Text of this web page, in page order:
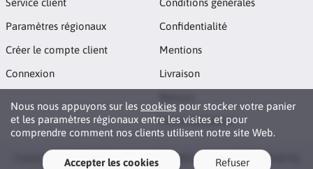
Nous nous appuyons sur les cookies pour stocker votre panier
et les paramètres régionaux entre les visites et pour
comprendre comment nos clients utilisent notre site Web.
Accepter les cookies Refuser
Service client
Paramètres régionaux
Créer le compte client
Connexion
Conditions générales
Confidentialité
Mentions
Livraison
Personnalisation
Copyright © 2026 Art imprime. All rights reserved · Powered by